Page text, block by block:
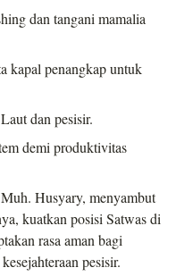
dan tangani mamalia
kapal penangkap untuk
dan pesisir.
demi produktivitas
Husyary, menyambut
kuatkan posisi Satwas di
rasa aman bagi
pesisir.